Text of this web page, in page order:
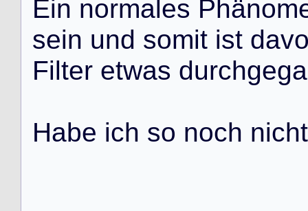
Ein normales Phänom
sein und somit ist dav
Filter etwas durchgega
Habe ich so noch nicht